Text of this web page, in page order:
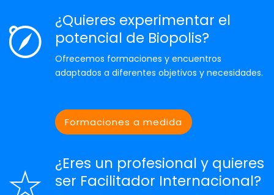
¿Quieres experimentar el
potencial de Biopolis?
Ofrecemos formaciones y encuentros
adaptados a diferentes objetivos y necesidades.
Formaciones a medida
¿Eres un profesional y quieres
ser Facilitador Internacional?